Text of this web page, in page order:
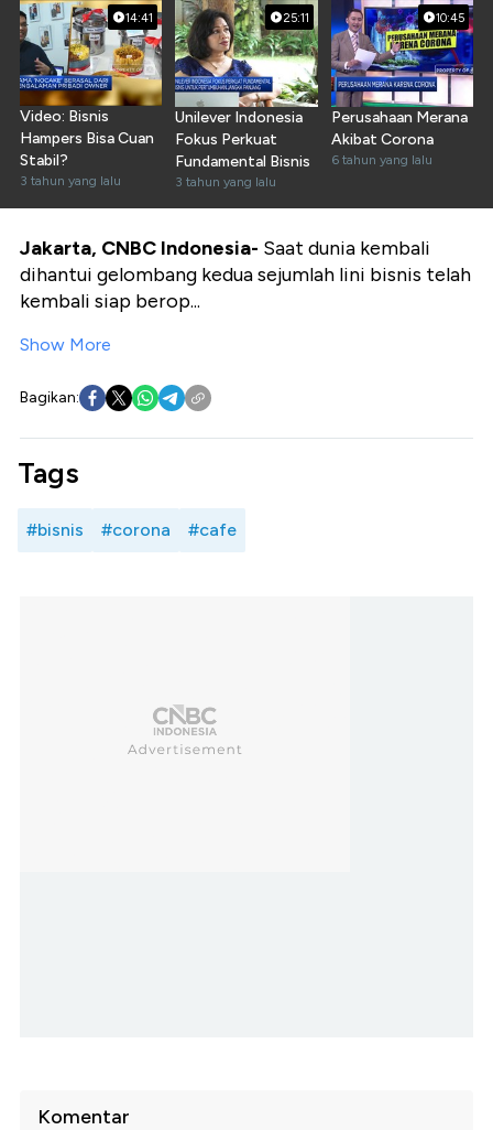
14:41
Video: Bisnis
Hampers Bisa Cuan
Stabil?
3 tahun yang lalu
25:11
Unilever Indonesia
Fokus Perkuat
Fundamental Bisnis
3 tahun yang lalu
10:45
Perusahaan Merana
Akibat Corona
6 tahun yang lalu
Jakarta, CNBC Indonesia- Saat dunia kembali
dihantui gelombang kedua sejumlah lini bisnis telah
kembali siap berop...
Show More
Bagikan:
Tags
#bisnis #corona #cafe
Komentar